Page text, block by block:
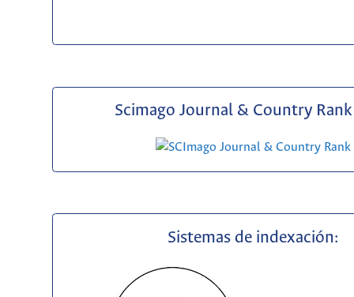
Scimago Journal & Country Rank
Sistemas de indexación: